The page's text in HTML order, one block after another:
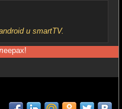
и smartTV.